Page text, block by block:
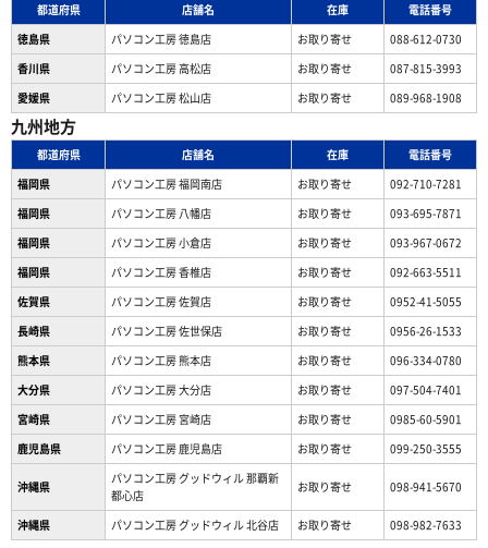
都道府県 店舗名 在庫
電話番号
徳島県
パソコン工房 徳島店 お取り寄せ
088-612-0730
香川県
パソコン工房 高松店 お取り寄せ
087-815-3993
愛媛県
パソコン工房 松山店 お取り寄せ 089-968-1908
九州地方
都道府県 店舗名 在庫
電話番号
福岡県
パソコン工房 福岡南店 お取り寄せ
092-710-7281
福岡県
パソコン工房 八幡店 お取り寄せ
093-695-7871
福岡県
パソコン工房 小倉店 お取り寄せ
093-967-0672
福岡県
パソコン工房 香椎店 お取り寄せ
092-663-5511
佐賀県
パソコン工房 佐賀店 お取り寄せ
0952-41-5055
長崎県
パソコン工房 佐世保店 お取り寄せ
0956-26-1533
熊本県
パソコン工房 熊本店 お取り寄せ
096-334-0780
大分県
パソコン工房 大分店 お取り寄せ
097-504-7401
宮崎県
パソコン工房 宮崎店 お取り寄せ
0985-60-5901
鹿児島県
パソコン工房 鹿児島店 お取り寄せ 099-250-3555
沖縄県
パソコン工房 グッドウィル 那覇新
都心店
お取り寄せ 098-941-5670
沖縄県 パソコン工房 グッドウィル 北谷店 お取り寄せ 098-982-7633